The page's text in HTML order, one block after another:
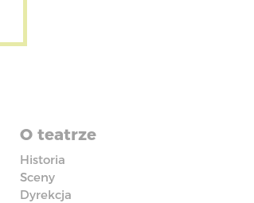
O teatrze
Historia
Sceny
Dyrekcja